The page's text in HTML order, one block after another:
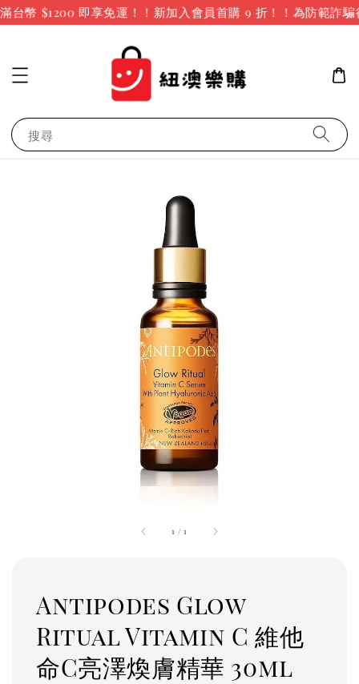
台幣 $1200 即享免運！！新加入會員首購 9 折！！ 為防範詐
搜尋
1 /1
Antipodes Glow
Ritual Vitamin C 維他
命C亮澤煥膚精華 30ml